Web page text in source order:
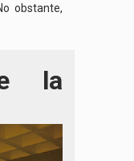
obstante,
la